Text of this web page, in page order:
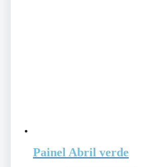
Painel Abril verde